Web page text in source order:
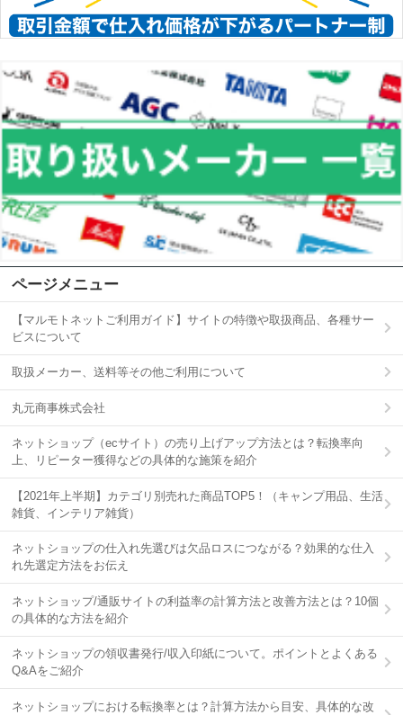
ページメニュー
【マルモトネットご利用ガイド】サイトの特徴や取扱商品、各種サー
ビスについて
取扱メーカー、送料等その他ご利用について
丸元商事株式会社
ネットショップ（ecサイト）の売り上げアップ方法とは？転換率向
上、リピーター獲得などの具体的な施策を紹介
【2021年上半期】カテゴリ別売れた商品TOP5！（キャンプ用品、生活
雑貨、インテリア雑貨）
ネットショップの仕入れ先選びは欠品ロスにつながる？効果的な仕入
れ先選定方法をお伝え
ネットショップ/通販サイトの利益率の計算方法と改善方法とは？10個
の具体的な方法を紹介
ネットショップの領収書発行/収入印紙について。ポイントとよくある
Q&Aをご紹介
ネットショップにおける転換率とは？計算方法から目安、具体的な改